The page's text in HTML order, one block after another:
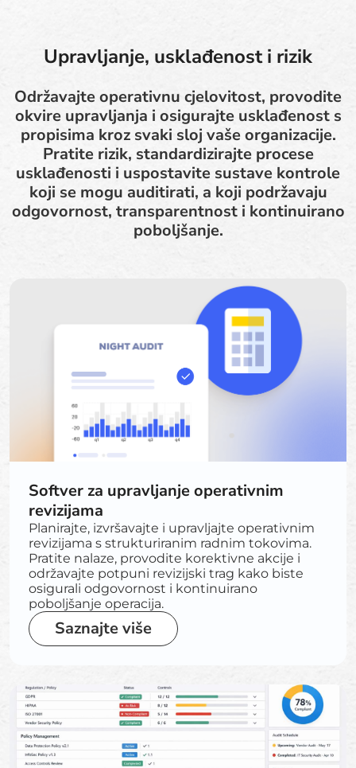
Upravljanje, usklađenost i rizik
Održavajte operativnu cjelovitost, provodite
okvire upravljanja i osigurajte usklađenost s
propisima kroz svaki sloj vaše organizacije.
Pratite rizik, standardizirajte procese
usklađenosti i uspostavite sustave kontrole
koji se mogu auditirati, a koji podržavaju
odgovornost, transparentnost i kontinuirano
poboljšanje.
Softver za upravljanje operativnim
revizijama
Planirajte, izvršavajte i upravljajte operativnim
revizijama s strukturiranim radnim tokovima.
Pratite nalaze, provodite korektivne akcije i
održavajte potpuni revizijski trag kako biste
osigurali odgovornost i kontinuirano
poboljšanje operacija.
Saznajte više